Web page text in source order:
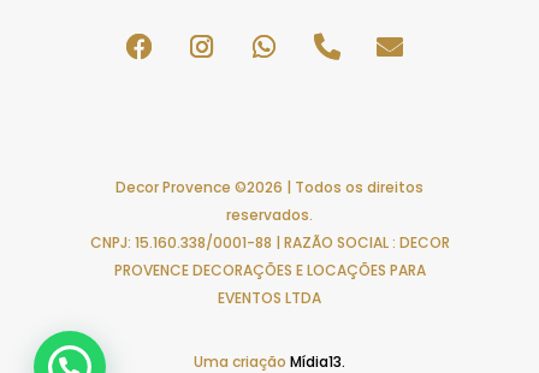
Decor Provence ©2026 | Todos os direitos
reservados.
CNPJ: 15.160.338/0001-88 | RAZÃO SOCIAL : DECOR
PROVENCE DECORAÇÕES E LOCAÇÕES PARA
EVENTOS LTDA
Uma criação Mídia13.